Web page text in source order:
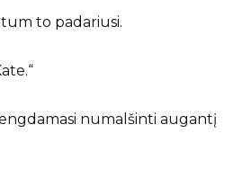
to padariusi.
numalšinti augantį